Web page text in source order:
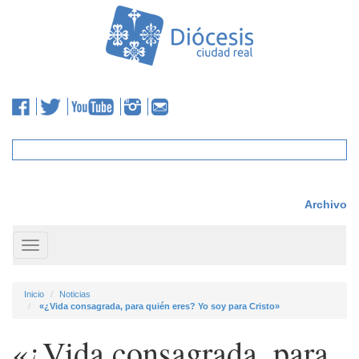
Archivo
Toggle
navigation
Inicio
Noticias
«¿Vida consagrada, para quién eres? Yo soy para Cristo»